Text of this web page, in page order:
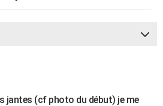
jantes (cf photo du début) je me